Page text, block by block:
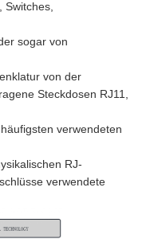
Switches,
sogar von
von der
Steckdosen RJ11,
verwendeten
RJ-
verwendete